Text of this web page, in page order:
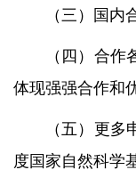
（三）国内
（四）合
体现强强合作和
（五）更
度国家自然科学